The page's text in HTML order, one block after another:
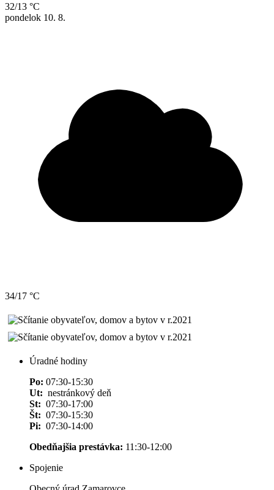
32/13 °C
pondelok 10. 8.
34/17 °C
Úradné hodiny
Po: 07:30-15:30
Ut: nestránkový deň
St: 07:30-17:00
Št: 07:30-15:30
Pi: 07:30-14:00
Obedňajšia prestávka: 11:30-12:00
Spojenie